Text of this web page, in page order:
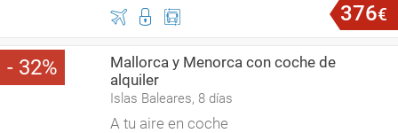
376€
32
Mallorca y Menorca con coche de
alquiler
Islas Baleares, 8 días
A tu aire en coche